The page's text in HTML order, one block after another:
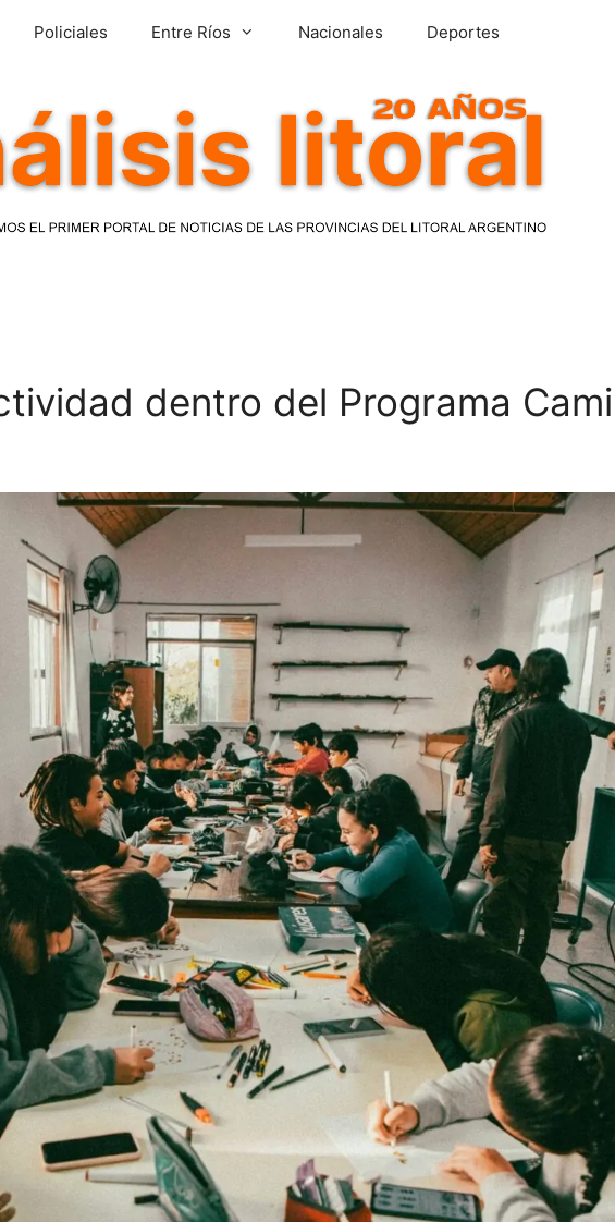
Policiales Entre Ríos Nacionales Deportes
dentro del Programa